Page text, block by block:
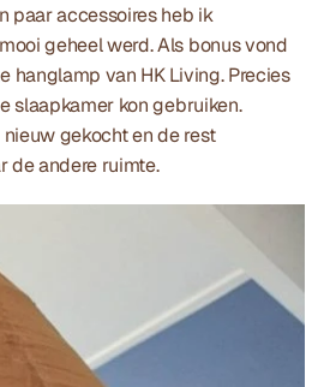
paar accessoires heb ik
geheel werd. Als bonus vond
hanglamp van HK Living. Precies
slaapkamer kon gebruiken.
gekocht en de rest
de andere ruimte.